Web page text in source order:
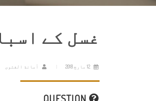
غسل کے
أمانة الفتوى